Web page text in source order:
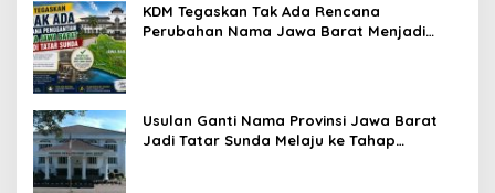
KDM Tegaskan Tak Ada Rencana
Perubahan Nama Jawa Barat Menjadi
Usulan Ganti Nama Provinsi Jawa Barat
Jadi Tatar Sunda Melaju ke Tahap